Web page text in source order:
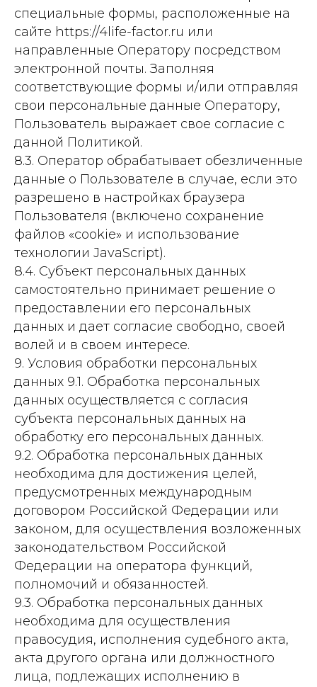
специальные формы, расположенные на
сайте https://4life-factor.ru или
направленные Оператору посредством
электронной почты. Заполняя
соответствующие формы и/или отправляя
свои персональные данные Оператору,
Пользователь выражает свое согласие с
данной Политикой.
8.3. Оператор обрабатывает обезличенные
данные о Пользователе в случае, если это
разрешено в настройках браузера
Пользователя (включено сохранение
файлов «cookie» и использование
технологии JavaScript).
8.4. Субъект персональных данных
самостоятельно принимает решение о
предоставлении его персональных
данных и дает согласие свободно, своей
волей и в своем интересе.
9. Условия обработки персональных
данных 9.1. Обработка персональных
данных осуществляется с согласия
субъекта персональных данных на
обработку его персональных данных.
9.2. Обработка персональных данных
необходима для достижения целей,
предусмотренных международным
договором Российской Федерации или
законом, для осуществления возложенных
законодательством Российской
Федерации на оператора функций,
полномочий и обязанностей.
9.3. Обработка персональных данных
необходима для осуществления
правосудия, исполнения судебного акта,
акта другого органа или должностного
лица, подлежащих исполнению в